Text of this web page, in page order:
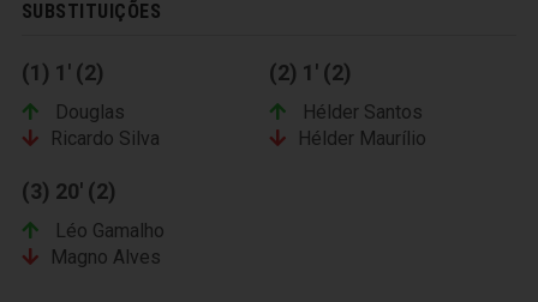
SUBSTITUIÇÕES
(1) 1' (2)
Douglas
Ricardo Silva
(2) 1' (2)
Hélder Santos
Hélder Maurílio
(3) 20' (2)
Léo Gamalho
Magno Alves